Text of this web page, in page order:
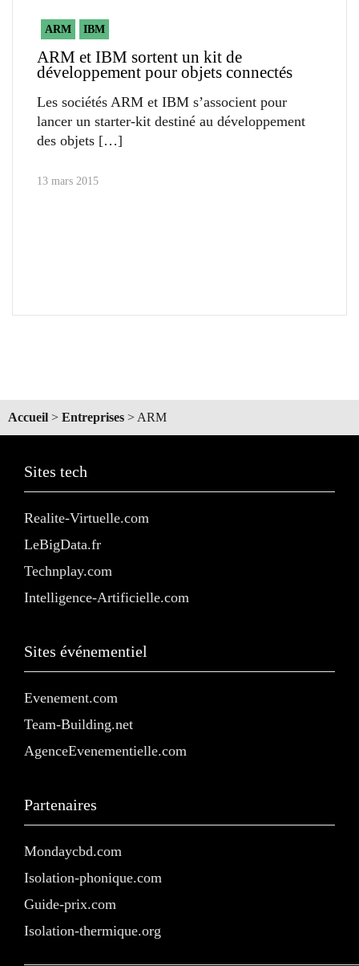
ARM IBM
ARM et IBM sortent un kit de
développement pour objets connectés
Les sociétés ARM et IBM s’associent pour
lancer un starter-kit destiné au développement
des objets
13 mars 2015
Accueil > Entreprises > ARM
Sites tech
Realite-Virtuelle.com
LeBigData.fr
Technplay.com
Intelligence-Artificielle.com
Sites événementiel
Evenement.com
Team-Building.net
AgenceEvenementielle.com
Partenaires
Mondaycbd.com
Isolation-phonique.com
Guide-prix.com
Isolation-thermique.org